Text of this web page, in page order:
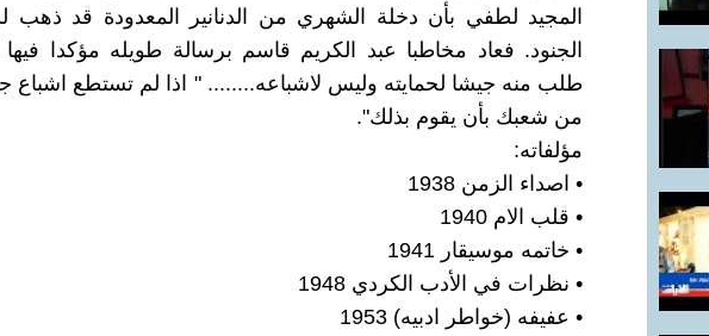
المجيد لطفي بأن دخلة الشهري من الدنانير المعدودة قد ذهب
الجنود. فعاد مخاطبا عبد الكريم قاسم برسالة طويله مؤكدا فيها
طلب منه جيشا لحمايته وليس لاشباعه........ " اذا لم تستطع
من شعبك بأن يقوم بذلك".
مؤلفاته:
• اصداء الزمن 1938
• قلب الام 1940
• خاتمه موسيقار 1941
• نظرات في الأدب الكردي 1948
• عفيفه (خواطر ادبيه) 1953